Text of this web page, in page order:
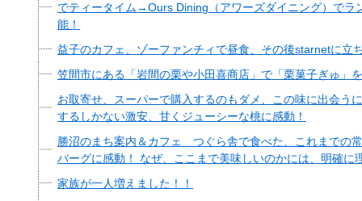
でティータイム→Ours Dining（アワーズダイニング）で
能！
益子のカフェ、ゾーファンチィで昼食、その後starnetに立
笠間市にある「岩間の栗や小田喜商店」で「栗菓子ぎゅ」
お取寄せ、スーパーで購入するのもダメ、この味に出会
するしかない激安、甘くジューシーな桃に感動！
勝沼のまち案内＆カフェ つぐら舎で食べた、これまでの
バーグに感動！ なぜ、ここまで美味しいのかには、明確に
家族が一人増えました！！